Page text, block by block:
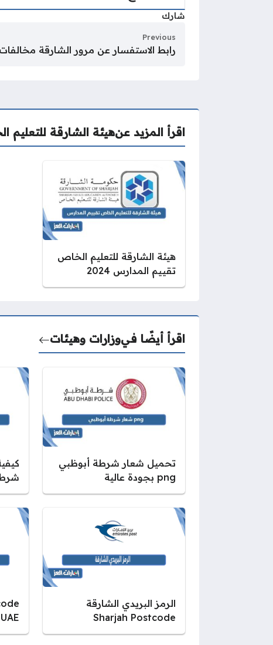
شارك
Previous
رابط الاستفسار عن مرور الشارقة مخالفات shjpolice.gov.ae
اقرأ المزيد عنهيئة الشارقة للتعليم
هيئة الشارقة للتعليم الخاص
تقييم المدارس 2024
اقرأ أيضًا فيوزارات وهيئات
تحميل شعار شرطة أبوظبي
png بجودة عالية
الرمز البريدي الشارقة
Sharjah Postcode
UAE الرمز البريدي الامارات